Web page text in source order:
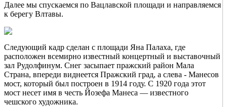
Далее мы спускаемся по Вацлавской площади и направляемся
к берегу Влтавы.
Следующий кадр сделан с площади Яна Палаха, где
расположен всемирно известный концертный и выставочный
зал Рудолфинум. Снег засыпает пражский район Мала
Страна, впереди виднеется Пражский град, а слева - Манесов
мост, который был построен в 1914 году. С 1920 года этот
мост несет имя в честь Йозефа Манеса — известного
чешского художника.